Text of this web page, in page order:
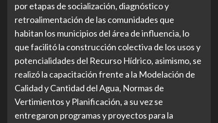
por etapas de socialización, diagnóstico y
retroalimentación de las comunidades que
habitan los municipios del área de influencia, lo
que facilitó la construcción colectiva de los usos y
potencialidades del Recurso Hídrico, asimismo, se
realizó la capacitación frente a la Modelación de
Calidad y Cantidad del Agua, Normas de
Vertimientos y Planificación, a su vez se
entregaron programas y proyectos para la